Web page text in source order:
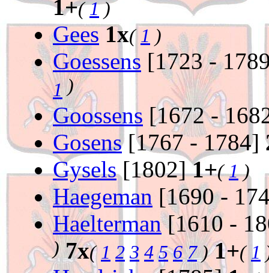
1+(1)
Gees 1x( 1 )
Goessens [1723 -
1)
Goossens [1672 -
Gosens[1767 - 1784]
Gysels[1802]1+(1)
Haegeman [1690 -
Haelterman[1610 -
) 7x(1 2 3 4 5 6 7) 1+( 1